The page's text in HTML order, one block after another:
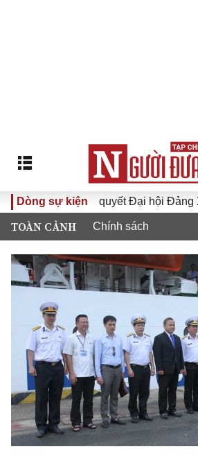
Dòng sự kiện
Đưa Nghị quyết Đại hội Đảng XIV
TOÀN CẢNH Chính sách